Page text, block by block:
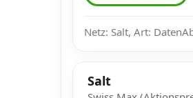
Netz: Salt, Art:
Salt